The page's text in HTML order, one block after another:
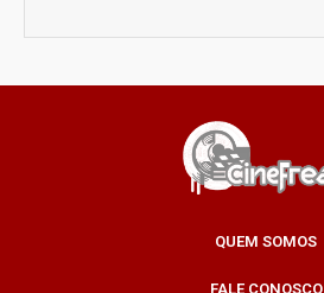
QUEM SOMOS
FALE CONOSCO